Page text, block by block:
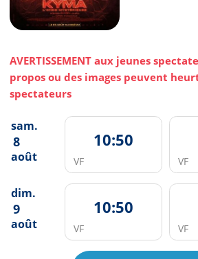
AVERTISSEMENT aux jeunes
propos ou des images peuvent
spectateurs
sam.
8
août
10:50
VF VF
dim.
9
août
10:50
VF VF